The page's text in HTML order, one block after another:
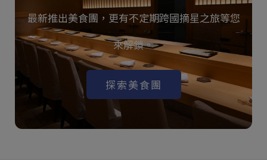
最新推出美食團，更有不定期跨國摘星之旅等您
來解鎖。
探索美食團